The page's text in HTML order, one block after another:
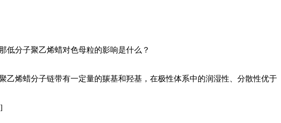
低分子聚乙烯蜡对色母粒的影响是什么？
烯蜡分子链带有一定量的羰基和羟基，在极性体系中的润湿性、分散性优于